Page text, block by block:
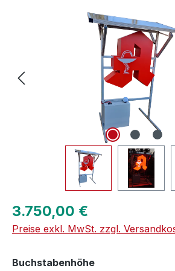
Regulärer Preis:
3.750,00 €
Preise exkl. MwSt. zzgl.
Buchstabenhöheauswählen